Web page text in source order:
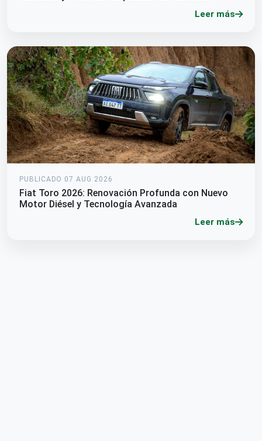
Leer más
PUBLICADO 07 AUG 2026
Fiat Toro 2026: Renovación Profunda con Nuevo
Motor Diésel y Tecnología Avanzada
Leer más